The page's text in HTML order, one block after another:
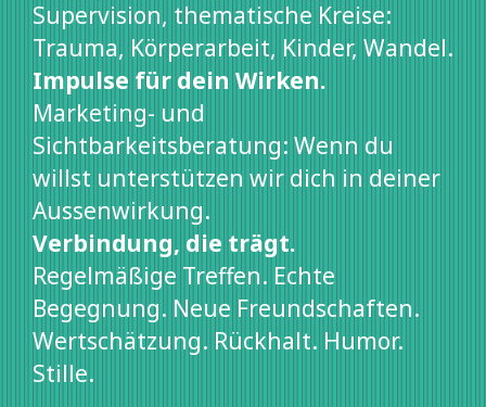
Supervision, thematische Kreise:
Trauma, Körperarbeit, Kinder, Wandel.
Impulse für dein Wirken.
Marketing- und
Sichtbarkeitsberatung: Wenn du
willst unterstützen wir dich in deiner
Aussenwirkung.
Verbindung, die trägt.
Regelmäßige Treffen. Echte
Begegnung. Neue Freundschaften.
Wertschätzung. Rückhalt. Humor.
Stille.